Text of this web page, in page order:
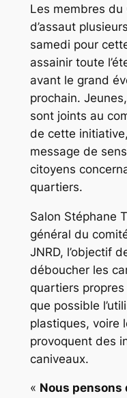
Les membres du
d’assaut
samedi pour
assainir toute
avant le grand
prochain.
sont joints au
de cette
message de
citoyens
quartiers.
Salon Stéphane
général du
JNRD, l’objectif
déboucher les
quartiers
que possible
plastiques, voire
provoquent des
caniveaux.
« Nous pensons